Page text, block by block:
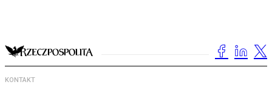
KONTAKT